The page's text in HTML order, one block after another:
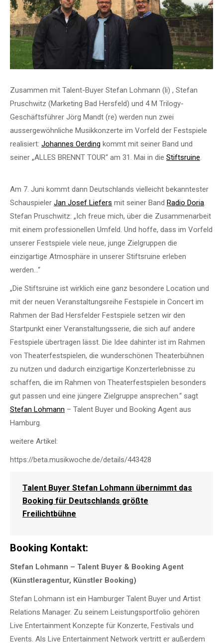
Zusammen mit Talent-Buyer Stefan Lohmann (li) , Stefan
Pruschwitz (Marketing Bad Hersfeld) und 4 M Trilogy-
Geschäftsführer Jörg Mandt (re) werden nun zwei
aussergewöhnliche Musikkonzerte im Vorfeld der Festspiele
realisiert: Johannes Oerding kommt mit seiner Band und
seiner „ALLES BRENNT TOUR“ am 31. Mai in die Stiftsruine.
Am 7. Juni kommt dann Deutschlands vielleicht bekanntester
Schauspieler Jan Josef Liefers mit seiner Band Radio Doria.
Stefan Pruschwitz: „Ich freue mich, über die Zusammenarbeit
mit einem professionellen Umfeld. Und hoffe, dass im Vorfeld
unserer Festspiele viele neue, junge Zielgruppen die
einzigartige Atmosphäre in unserer Stiftsruine erleben
werden…“
„Die Stiftsruine ist wirklich eine ganz besondere Location und
mit der neuen Veranstaltungsreihe Festspiele in Concert im
Rahmen der Bad Hersfelder Festspiele setzen wir den
Startpunkt einer Veranstaltungsserie, die sich auf andere
Festspiele übertragen lässt. Die Idee dahinter ist im Rahmen
von Theaterfestspielen, die wunderschönen Theaterbühnen
zu nutzen und dadurch einzigartige Konzerterlebnisse zu
schaffen, die im Rahmen von Theaterfestspielen besonders
gut passen und eine jüngere Zielgruppe ansprechen.“ sagt
Stefan Lohmann – Talent Buyer und Booking Agent aus
Hamburg.
weitere Artikel:
https://beta.musikwoche.de/details/443428
Talent Buyer Stefan Lohmann übernimmt das
Booking für Deutschlands größte
Freilichtbühne
Booking Kontakt:
Stefan Lohmann – Talent Buyer & Booking Agent
(Künstleragentur, Künstler Booking)
Stefan Lohmann ist ein Hamburger Talent Buyer und Artist
Relations Manager. Zu seinem Leistungsportfolio gehören
Live Entertainment Konzepte für Konzerte, Festivals und
Events. Als Live Entertainment Network vertritt er außerdem